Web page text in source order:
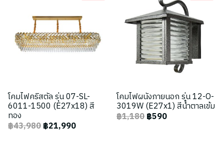
โคมไฟคริสตัล รุ่น 07-SL-
6011-1500 (E27x18) สี
ทอง
฿43,980฿21,990
โคมไฟผนังภายนอก รุ่น 12-O-
3019W (E27x1) สีน้ำตาลเข้ม
฿1,180฿590